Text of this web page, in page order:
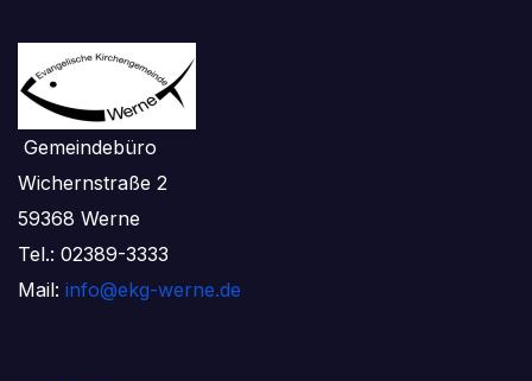
Gemeindebüro
Wichernstraße 2
59368 Werne
Tel.: 02389-3333
Mail: info@ekg-werne.de